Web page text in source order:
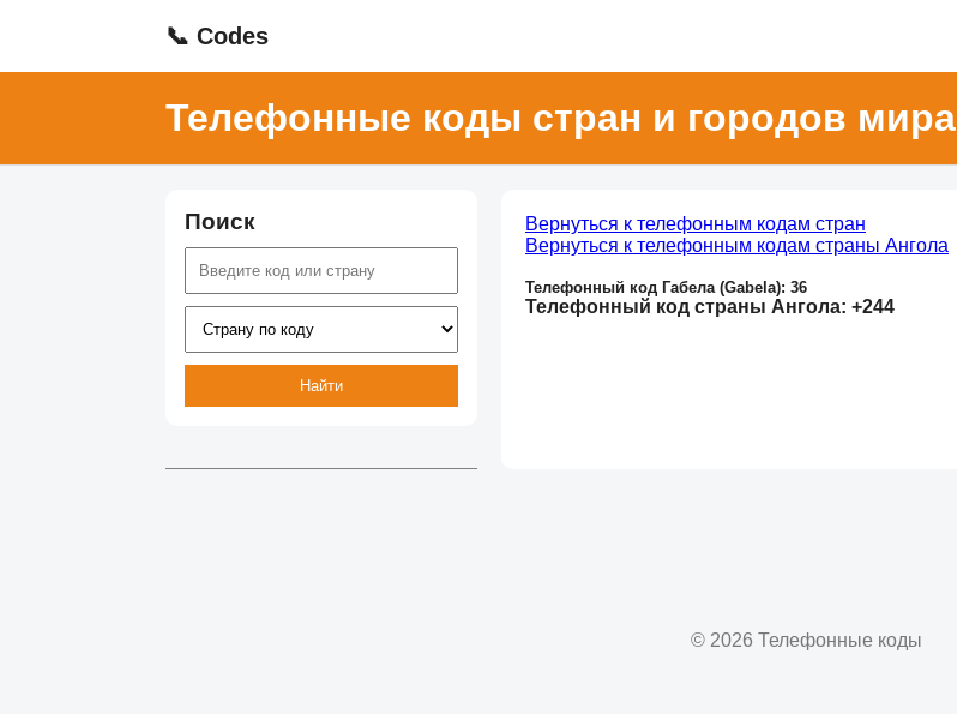
📞 Codes
Телефонные коды стран и городов мира
Поиск
Найти
Вернуться к телефонным кодам стран
Вернуться к телефонным кодам страны Ангола
Телефонный код Габела (Gabela): 36
Телефонный код страны Ангола: +244
© 2026 Телефонные коды